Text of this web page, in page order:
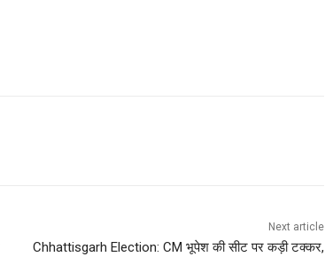
Next article
Chhattisgarh Election: CM भूपेश की सीट पर कड़ी टक्कर,